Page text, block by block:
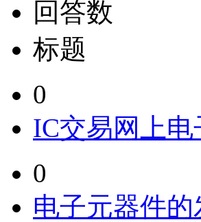
回答数
标题
0
IC交易网上
0
电子元器件